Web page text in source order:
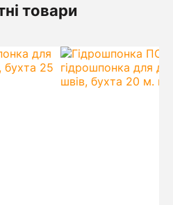
товари